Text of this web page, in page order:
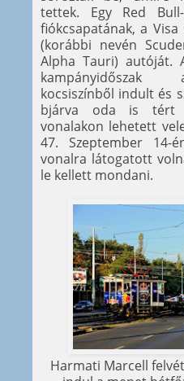
tettek. Egy Red
fiókcsapatának, a Visa
(korábbi nevén
Alpha Tauri) autóját.
kampányidőszak
kocsiszínből indult és
bjárva oda is tért
vonalakon lehetett
47. Szeptember 14-
vonalra látogatott
le kellett mondani.
Harmati Marcell